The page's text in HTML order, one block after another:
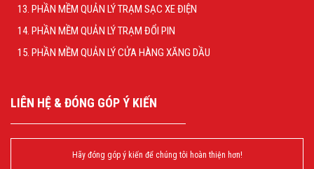
PHẦN MỀM QUẢN LÝ TRẠM SẠC XE ĐIỆN
PHẦN MỀM QUẢN LÝ TRẠM ĐỔI PIN
PHẦN MỀM QUẢN LÝ CỬA HÀNG XĂNG DẦU
LIÊN HỆ & ĐÓNG GÓP Ý KIẾN
Hãy đóng góp ý kiến để chúng tôi hoàn thiện hơn!